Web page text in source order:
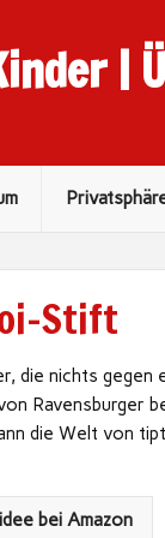
|
Stift
die nichts gegen
Ravensburger
die Welt von
bei Amazon